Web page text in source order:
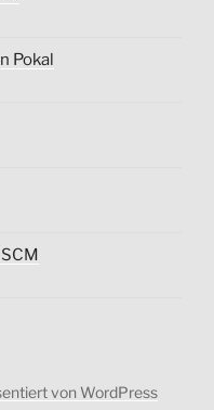
Pokal
von WordPress